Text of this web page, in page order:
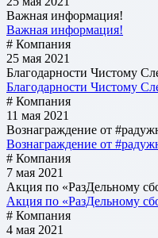
Важная информация!
Важная информация!
# Компания
25 мая 2021
Благодарности Чистому
Благодарности Чистому
# Компания
11 мая 2021
Вознаграждение от
Вознаграждение от
# Компания
7 мая 2021
Акция по «РазДельному
Акция по «РазДельному
# Компания
4 мая 2021